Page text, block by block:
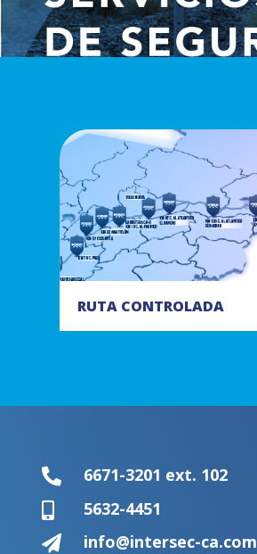
RUTA CONTROLADA
 6671-3201 ext. 102
 5632-4451
 info@intersec-ca.com